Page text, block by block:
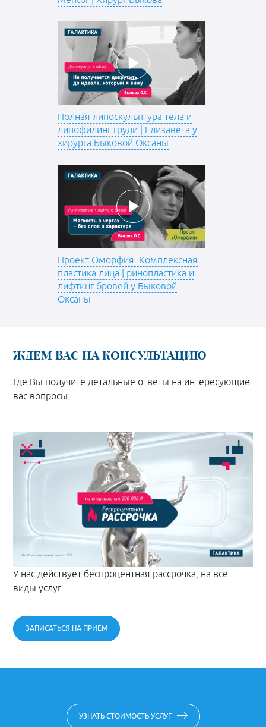
Полная липоскульптура тела и
липофилинг груди | Елизавета у
хирурга Быковой Оксаны
Проект Оморфия. Комплексная
пластика лица | ринопластика и
лифтинг бровей у Быковой
Оксаны
ЖДЕМ ВАС НА КОНСУЛЬТАЦИЮ
Где Вы получите детальные ответы на интересующие
вас вопросы.
У нас действует беспроцентная рассрочка, на все
виды услуг.
ЗАПИСАТЬСЯ НА ПРИЕМ
УЗНАТЬ СТОИМОСТЬ УСЛУГ